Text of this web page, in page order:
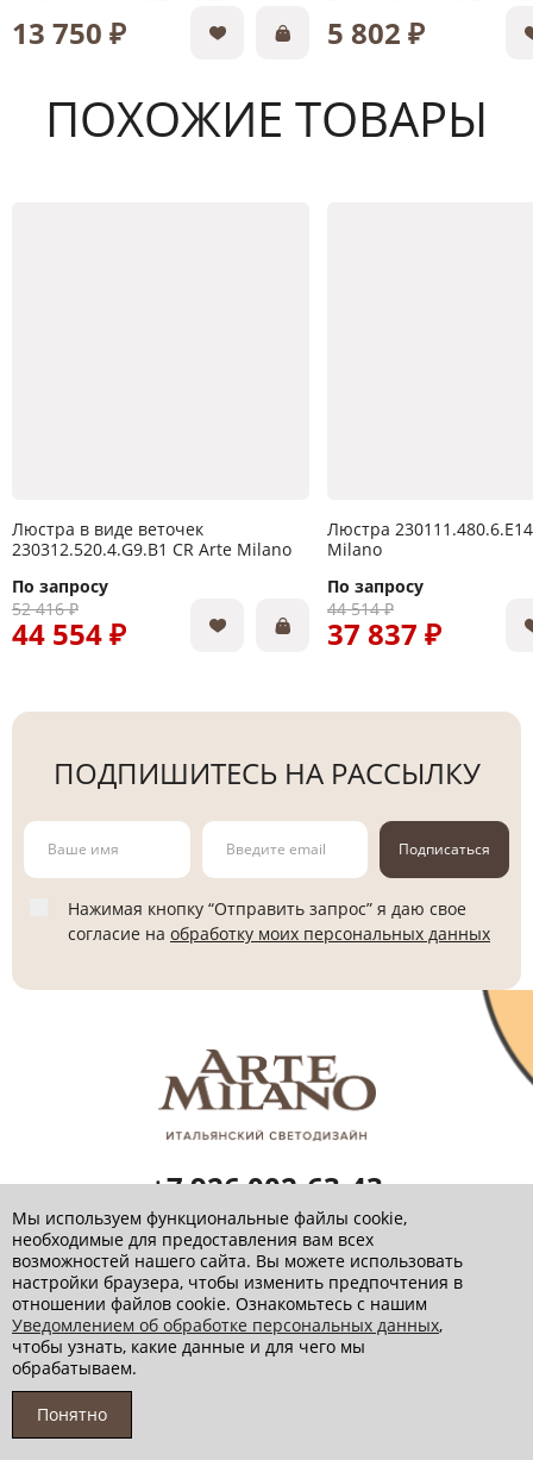
13 750 ₽ 5 802 ₽
ПОХОЖИЕ ТОВАРЫ
Люстра в виде веточек
230312.520.4.G9.B1 CR Arte Milano
По запросу
52 416 ₽
44 554 ₽
Люстра
Milano
По запросу
44 514 ₽
37 837 ₽
ПОДПИШИТЕСЬ НА РАССЫЛКУ
Подписаться
Нажимая кнопку “Отправить запрос” я даю свое
согласие на обработку моих персональных данных
Политика обработки персональных данных
+7 926 002-63-43
Заказать звонок
info@artemilano.ru
Мы используем функциональные файлы cookie,
необходимые для предоставления вам всех
возможностей нашего сайта. Вы можете использовать
настройки браузера, чтобы изменить предпочтения в
отношении файлов cookie. Ознакомьтесь с нашим
Уведомлением об обработке персональных данных,
чтобы узнать, какие данные и для чего мы
обрабатываем.
Понятно